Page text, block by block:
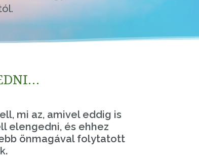
mi az, amivel eddig is
elengedni, és ehhez
önmagával folytatott